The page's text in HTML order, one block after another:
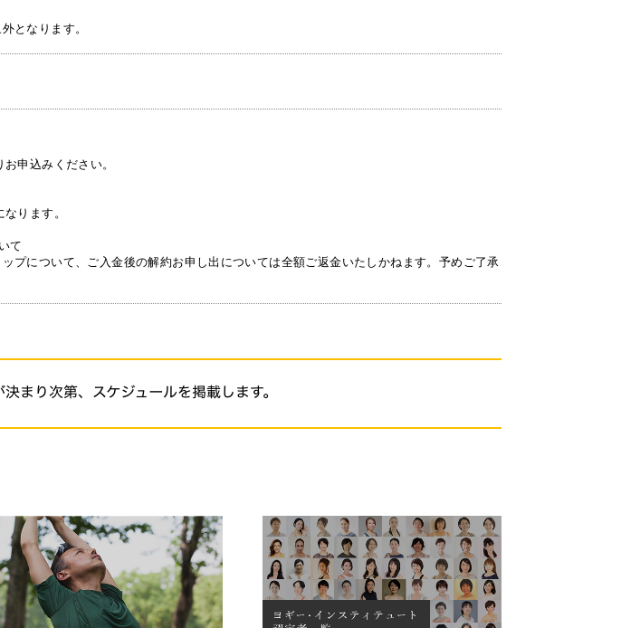
となります。
申込みください。
ります。
て
プについて、ご入金後の解約お申し出については全額ご返金いたしかねます。予めご了承